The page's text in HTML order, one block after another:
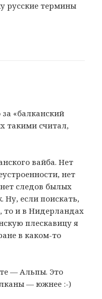
русские термины
«балканский
такими считал,
вайба. Нет
нет
следов былых
Ну, если поискать,
то и в Нидерландах
плескавицу я
в каком-то
— Альпы. Это
— южнее :-)